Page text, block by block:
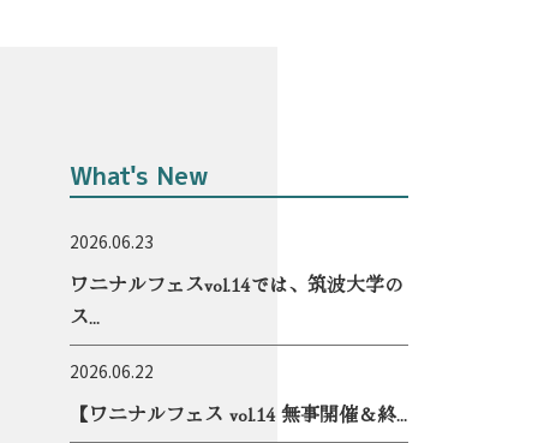
What's New
2026.06.23
ワニナルフェスvol.14では、筑波大学の
ス...
2026.06.22
【ワニナルフェス vol.14 無事開催＆終...